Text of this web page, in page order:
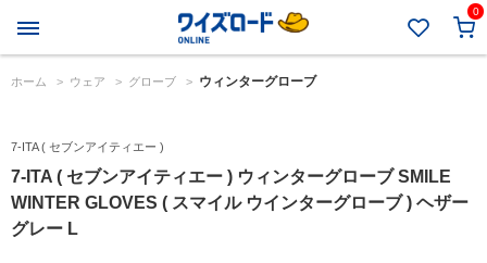
0
ホーム > ウェア > グローブ > ウィンターグローブ
7-ITA ( セブンアイティエー )
7-ITA ( セブンアイティエー ) ウィンターグローブ SMILE
WINTER GLOVES ( スマイル ウインターグローブ ) ヘザー
グレー L